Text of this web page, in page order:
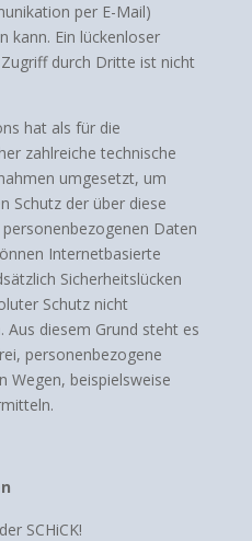
per E-Mail)
kann. Ein lückenloser
durch Dritte ist nicht
hat als für die
zahlreiche technische
umgesetzt, um
Schutz der über diese
Daten
Internetbasierte
Sicherheitslücken
Schutz nicht
Aus diesem Grund steht es
personenbezogene
Wegen, beispielsweise
SCHiCK!